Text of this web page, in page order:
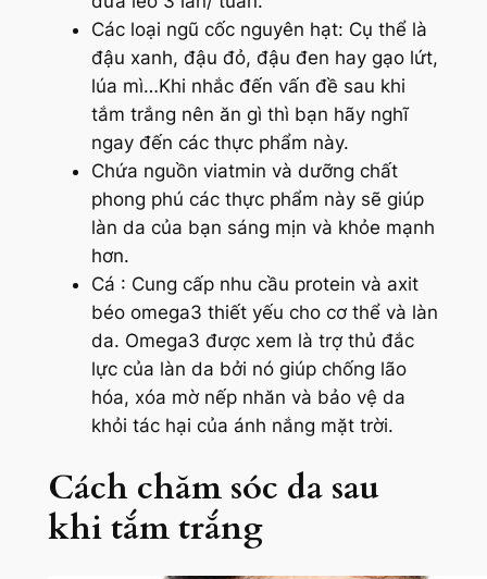
Các loại ngũ cốc nguyên hạt: Cụ thể là
đậu xanh, đậu đỏ, đậu đen hay gạo lứt,
lúa mì…Khi nhắc đến vấn đề sau khi
tắm trắng nên ăn gì thì bạn hãy nghĩ
ngay đến các thực phẩm này.
Chứa nguồn viatmin và dưỡng chất
phong phú các thực phẩm này sẽ giúp
làn da của bạn sáng mịn và khỏe mạnh
hơn.
Cá : Cung cấp nhu cầu protein và axit
béo omega3 thiết yếu cho cơ thể và làn
da. Omega3 được xem là trợ thủ đắc
lực của làn da bởi nó giúp chống lão
hóa, xóa mờ nếp nhăn và bảo vệ da
khỏi tác hại của ánh nắng mặt trời.
Cách chăm sóc da sau
khi tắm trắng